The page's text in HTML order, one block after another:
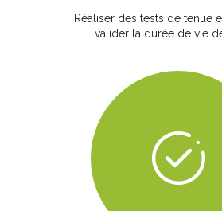
Réaliser des tests de tenue
valider la durée de vie